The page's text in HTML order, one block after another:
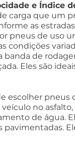
e Índice
carga que um
as
pneus de uso
condições
banda de
Eles são
escolher pneus
no
de água.
pavimentadas.